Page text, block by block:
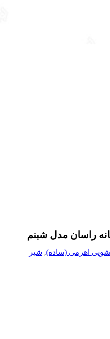
راسان مدل شبنم
اهرمی (ساده), شیر